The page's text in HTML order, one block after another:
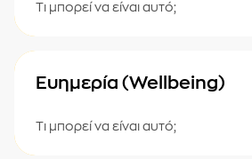
Τι μπορεί να είναι αυτό;
Ευημερία (Wellbeing)
Τι μπορεί να είναι αυτό;